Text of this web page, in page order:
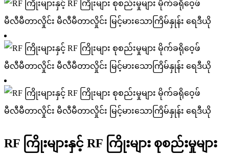
RF ကြိုးများနှင့် RF ကြိုးများ စုစည်းမှုများ